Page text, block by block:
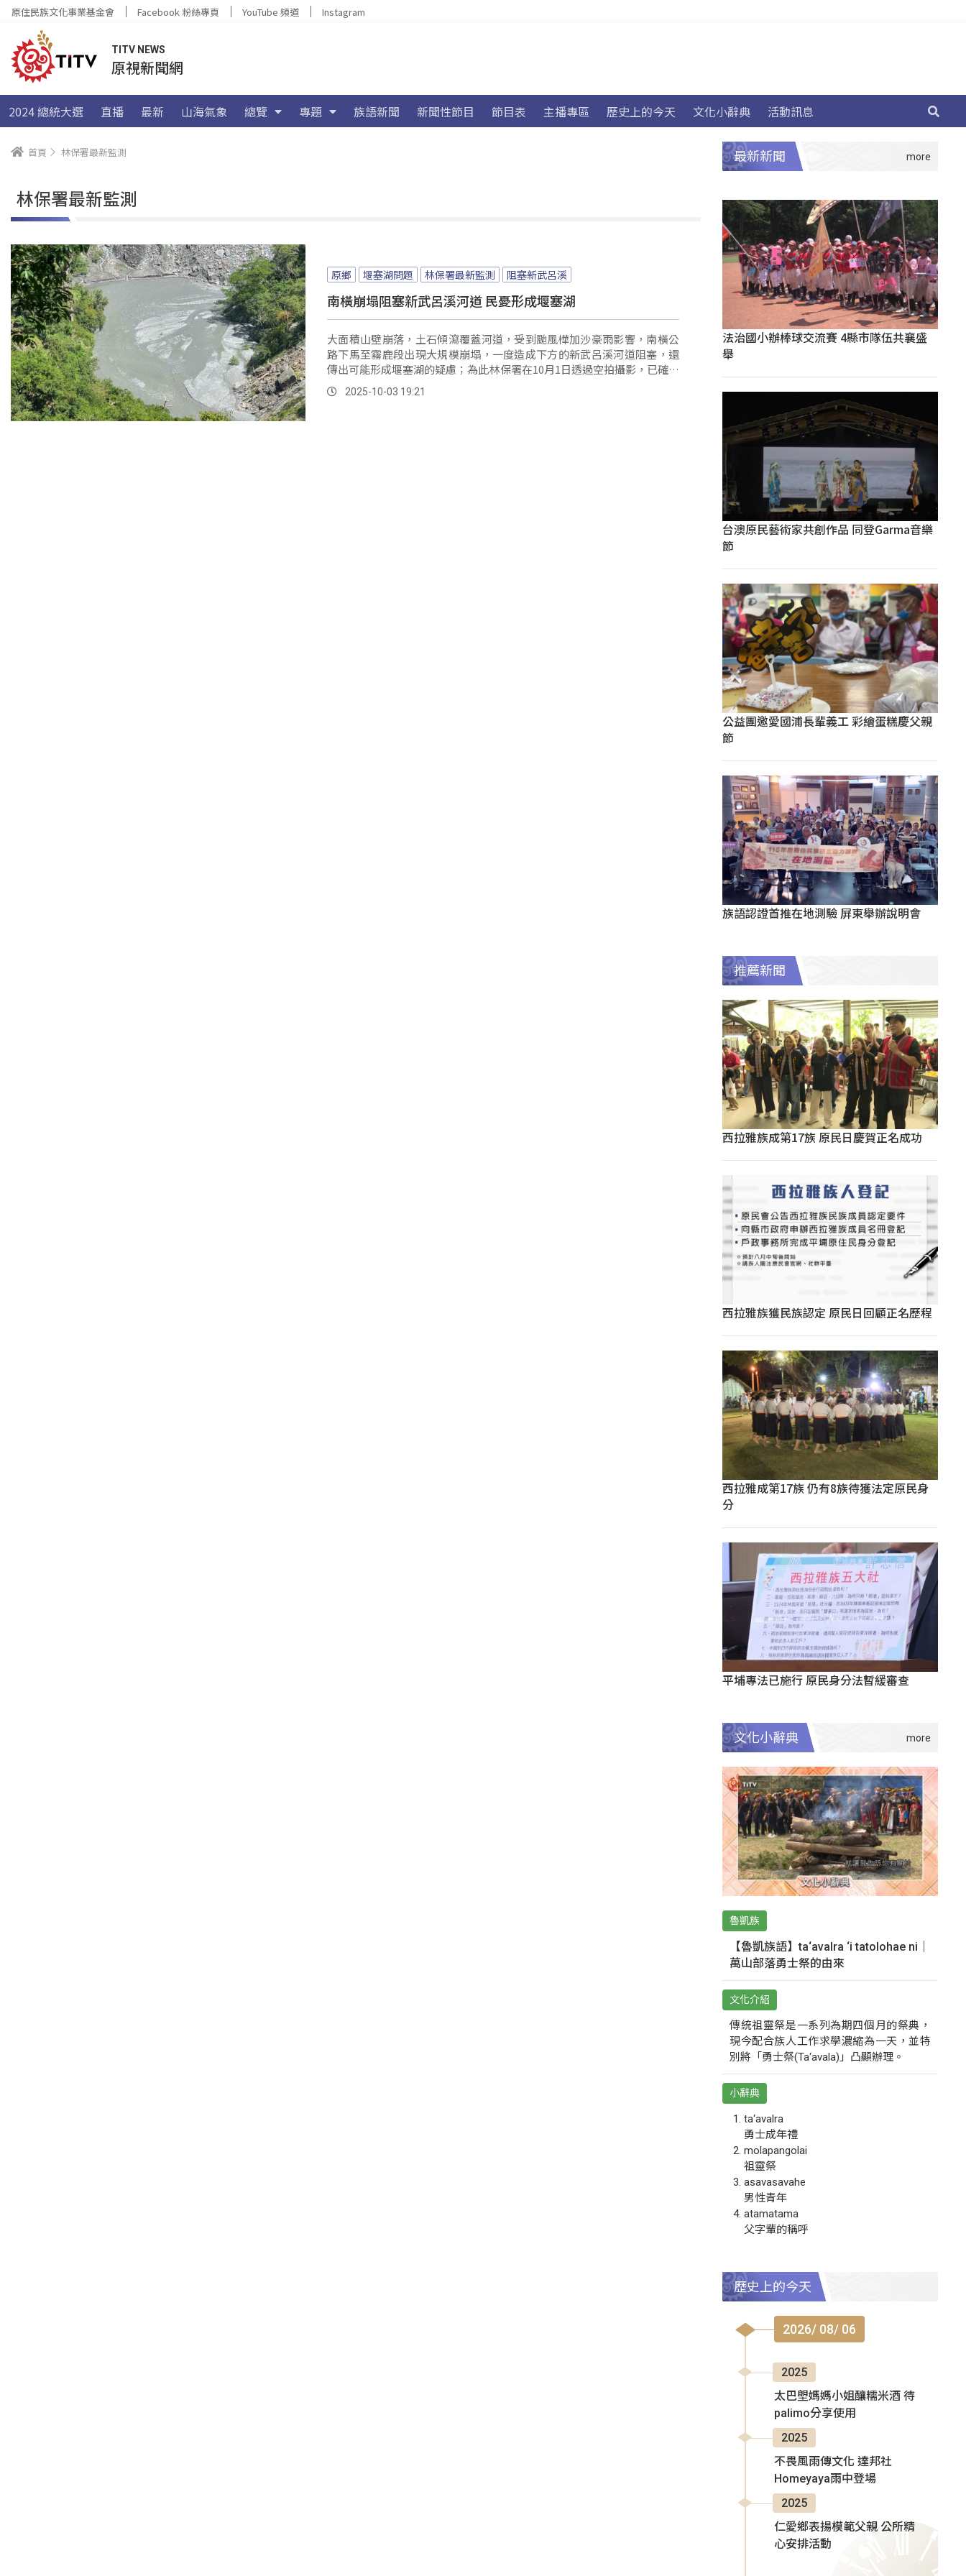
原住民族文化事業基金會 Facebook 粉絲專頁 YouTube 頻道 Instagram
TITV NEWS
原視新聞網
2024 總統大選 直播 最新 山海氣象 總覽 專題 族語新聞 新聞性節目 節目表 主播專區 歷史上的今天 文化小辭典 活動訊息
首頁 林保署最新監測
林保署最新監測
原鄉 堰塞湖問題 林保署最新監測 阻塞新武呂溪
南橫崩塌阻塞新武呂溪河道 民憂形成堰塞湖
大面積山壁崩落，土石傾瀉覆蓋河道，受到颱風樺加沙豪雨影響，南橫公
路下馬至霧鹿段出現大規模崩塌，一度造成下方的新武呂溪河道阻塞，還
傳出可能形成堰塞湖的疑慮；為此林保署在10月1日透過空拍攝影，已確認
河道保持暢通並逐漸回復原有型態，目前不會形成堰塞湖。
2025-10-03 19:21
最新新聞
法治國小辦棒球交流賽 4縣市隊伍共襄盛
舉
台澳原民藝術家共創作品 同登Garma音樂
節
公益團邀愛國浦長輩義工 彩繪蛋糕慶父親
節
族語認證首推在地測驗 屏東舉辦說明會
推薦新聞
西拉雅族成第17族 原民日慶賀正名成功
西拉雅族獲民族認定 原民日回顧正名歷程
西拉雅成第17族 仍有8族待獲法定原民身
分
平埔專法已施行 原民身分法暫緩審查
文化小辭典
魯凱族
【魯凱族語】ta‘avalra ‘i tatolohae ni｜
萬山部落勇士祭的由來
文化介紹
傳統祖靈祭是一系列為期四個月的祭典，
現今配合族人工作求學濃縮為一天，並特
別將「勇士祭(Ta‘avala)」凸顯辦理。
小辭典
ta‘avalra
勇士成年禮
molapangolai
祖靈祭
asavasavahe
男性青年
atamatama
父字輩的稱呼
歷史上的今天
2026/ 08/ 06
2025
太巴塱媽媽小姐釀糯米酒 待
palimo分享使用
2025
不畏風雨傳文化 達邦社
Homeyaya雨中登場
2025
仁愛鄉表揚模範父親 公所精
心安排活動